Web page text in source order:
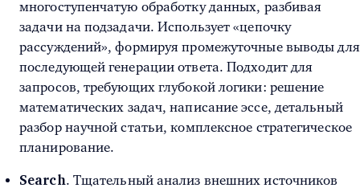
многоступенчатую обработку данных, разбивая
задачи на подзадачи. Использует «цепочку
рассуждений», формируя промежуточные выводы для
последующей генерации ответа. Подходит для
запросов, требующих глубокой логики: решение
математических задач, написание эссе, детальный
разбор научной статьи, комплексное стратегическое
планирование.
Search. Тщательный анализ внешних источников